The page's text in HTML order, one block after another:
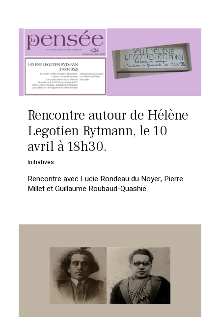
Rencontre autour de Hélène
Legotien Rytmann, le 10
avril à 18h30.
Initiatives
Rencontre avec Lucie Rondeau du Noyer, Pierre
Millet et Guillaume Roubaud-Quashie.